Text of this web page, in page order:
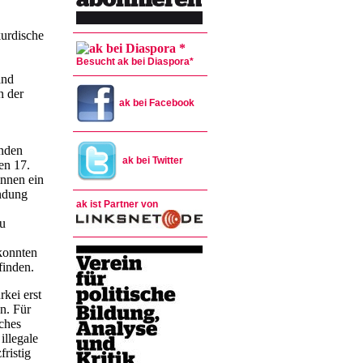
Besucht ak bei Diaspora*
ak bei Facebook
ak bei Twitter
ak ist Partner von
der
17.
ein
erst
Für